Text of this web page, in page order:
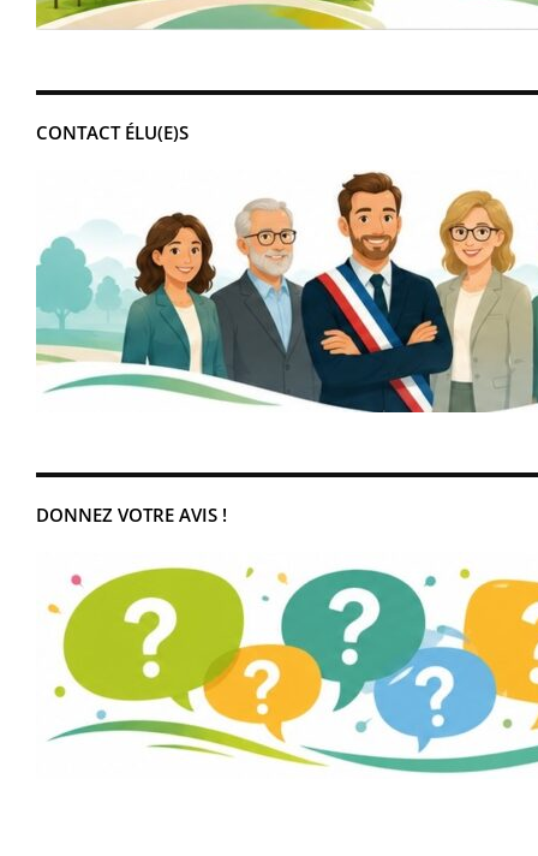
CONTACT ÉLU(E)S
DONNEZ VOTRE AVIS !